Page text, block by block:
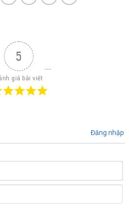
5
giá bài viết
Đăng nhập